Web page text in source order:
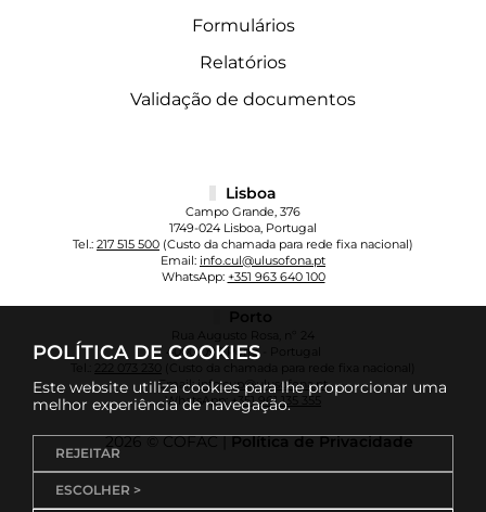
POLÍTICA DE COOKIES
Este website utiliza cookies para lhe proporcionar uma
melhor experiência de navegação.
REJEITAR
ESCOLHER >
Formulários
Relatórios
Validação de documentos
Lisboa
Campo Grande, 376
1749-024 Lisboa, Portugal
Tel.: 217 515 500 (Custo da chamada para rede fixa nacional)
Email: info.cul@ulusofona.pt
WhatsApp: +351 963 640 100
Porto
Rua Augusto Rosa, nº 24
4000-098 Porto - Portugal
222 073 230
(Custo da chamada para rede fixa nacional)
Email:info.cup@ulusofona.pt
WhatsApp:+351 961 135 355
2026 © COFAC |Política de Privacidade